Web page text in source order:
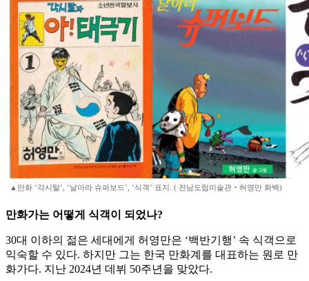
▲만화 ‘각시탈’, ‘날아라 슈퍼보드’, ‘식객’ 표지. ( 전남도립미술관‧허영만 화백)
만화가는 어떻게 식객이 되었나?
30대 이하의 젊은 세대에게 허영만은 ‘백반기행’ 속 식객으로
익숙할 수 있다. 하지만 그는 한국 만화계를 대표하는 원로 만
화가다. 지난 2024년 데뷔 50주년을 맞았다.